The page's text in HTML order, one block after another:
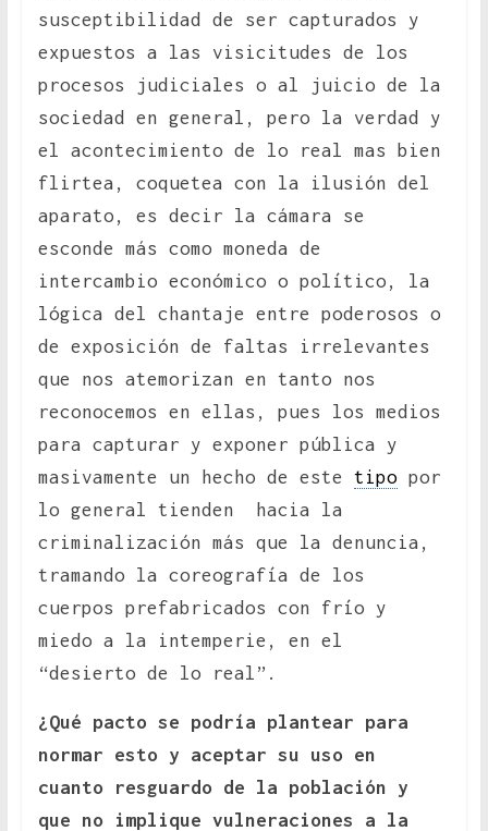
susceptibilidad de ser capturados y
expuestos a las visicitudes de los
procesos judiciales o al juicio de la
sociedad en general, pero la verdad y
el acontecimiento de lo real mas bien
flirtea, coquetea con la ilusión del
aparato, es decir la cámara se
esconde más como moneda de
intercambio económico o político, la
lógica del chantaje entre poderosos o
de exposición de faltas irrelevantes
que nos atemorizan en tanto nos
reconocemos en ellas, pues los medios
para capturar y exponer pública y
masivamente un hecho de este tipopor
lo general tienden hacia la
criminalización más que la denuncia,
tramando la coreografía de los
cuerpos prefabricados con frío y
miedo a la intemperie, en el
“desierto de lo real”.
¿Qué pacto se podría plantear para
normar esto y aceptar su uso en
cuanto resguardo de la población y
que no implique vulneraciones a la